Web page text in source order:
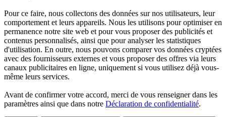
Pour ce faire, nous collectons des données sur nos utilisateurs, leur
comportement et leurs appareils. Nous les utilisons pour optimiser en
permanence notre site web et pour vous proposer des publicités et
contenus personnalisés, ainsi que pour analyser les statistiques
d'utilisation. En outre, nous pouvons comparer vos données cryptées
avec des fournisseurs externes et vous proposer des offres via leurs
canaux publicitaires en ligne, uniquement si vous utilisez déjà vous-
même leurs services.
Avant de confirmer votre accord, merci de vous renseigner dans les
paramètres ainsi que dans notre Déclaration de confidentialité.